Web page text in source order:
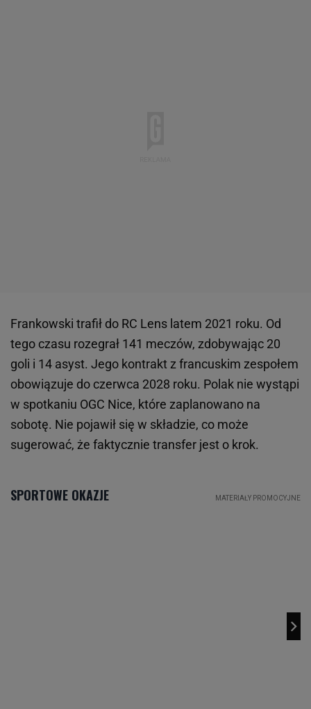
Frankowski trafił do RC Lens latem 2021 roku. Od
tego czasu rozegrał 141 meczów, zdobywając 20
goli i 14 asyst. Jego kontrakt z francuskim zespołem
obowiązuje do czerwca 2028 roku. Polak nie wystąpi
w spotkaniu OGC Nice, które zaplanowano na
sobotę. Nie pojawił się w składzie, co może
sugerować, że faktycznie transfer jest o krok.